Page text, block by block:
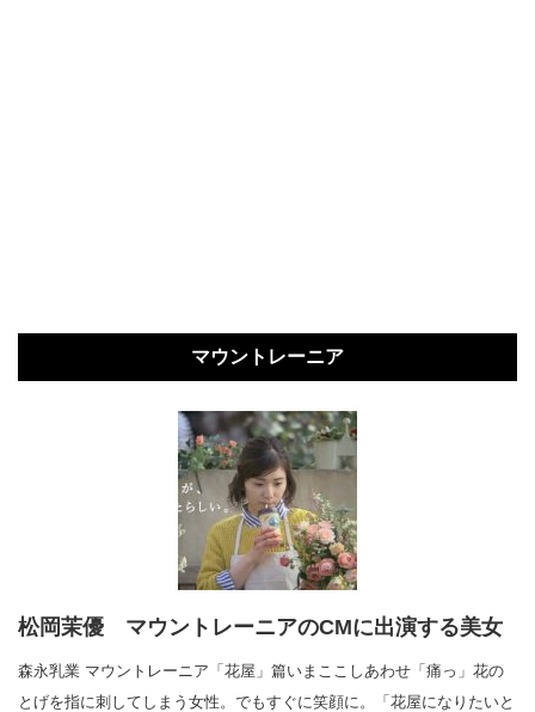
マウントレーニア
松岡茉優 マウントレーニアのCMに出演する美女
森永乳業 マウントレーニア「花屋」篇いまここしあわせ「痛っ」花の
とげを指に刺してしまう女性。でもすぐに笑顔に。「花屋になりたいと